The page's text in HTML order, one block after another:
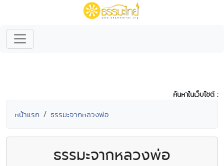
ค้นหาในเว็บไซต์ :
หน้าแรก ธรรมะจากหลวงพ่อ
ธรรมะจากหลวงพ่อ